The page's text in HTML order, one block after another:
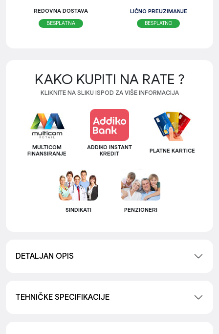
REDOVNA DOSTAVA
BESPLATNA
LIČNO PREUZIMANJE
BESPLATNO
KAKO KUPITI NA RATE ?
KLIKNITE NA SLIKU ISPOD ZA VIŠE INFORMACIJA
MULTICOM
FINANSIRANJE
ADDIKO INSTANT
KREDIT
PLATNE KARTICE
SINDIKATI PENZIONERI
DETALJAN OPIS
TEHNIČKE SPECIFIKACIJE